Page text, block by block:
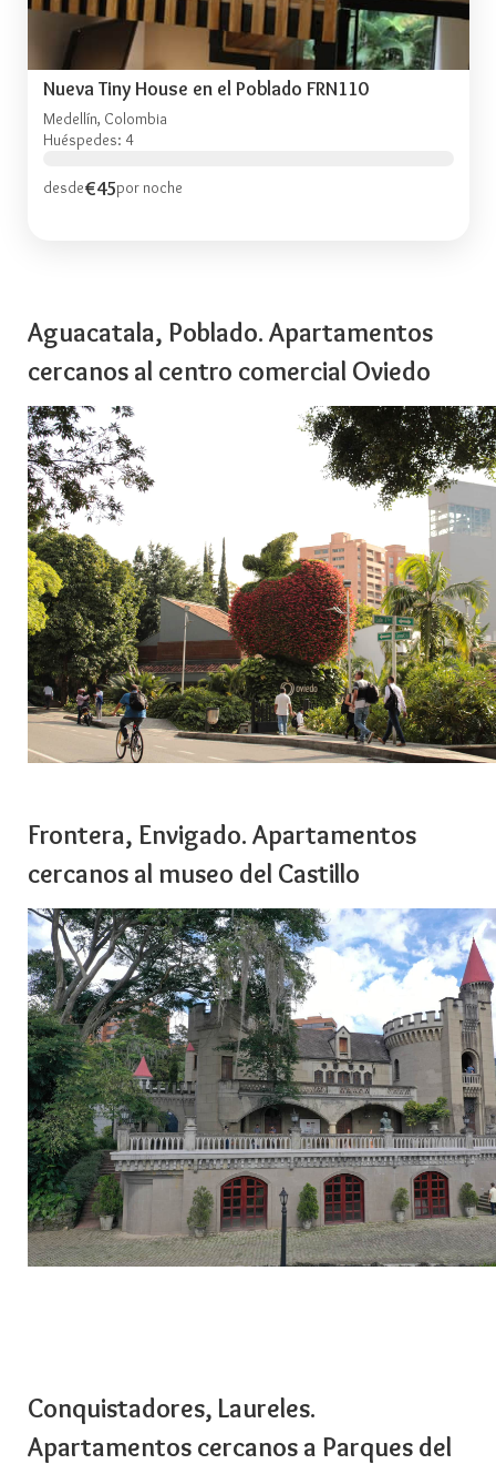
Nueva Tiny House en el Poblado FRN110
Medellín, Colombia
Huéspedes: 4
desde€45por noche
Aguacatala, Poblado. Apartamentos
cercanos al centro comercial Oviedo
Frontera, Envigado. Apartamentos
cercanos al museo del Castillo
Conquistadores, Laureles.
Apartamentos cercanos a Parques del